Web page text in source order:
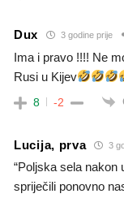
Dux 3 godine prije
Ima i pravo !!!! Ne
Rusi u Kijev
8 -2
Lucija, prva 3
“Poljska sela nakon
spriječili ponovno